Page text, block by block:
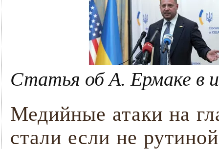
Статья об А. Ермаке в
Медийные атаки на
стали если не